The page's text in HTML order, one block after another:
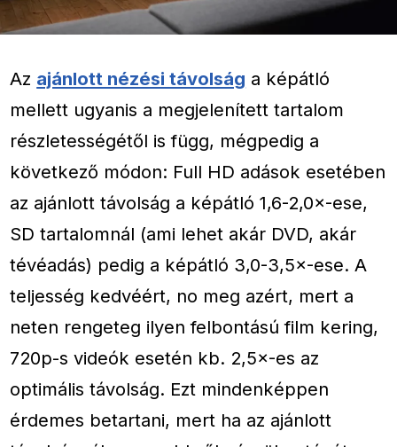
Az ajánlott nézési távolság a képátló
mellett ugyanis a megjelenített tartalom
részletességétől is függ, mégpedig a
következő módon: Full HD adások esetében
az ajánlott távolság a képátló 1,6-2,0×-ese,
SD tartalomnál (ami lehet akár DVD, akár
tévéadás) pedig a képátló 3,0-3,5×-ese. A
teljesség kedvéért, no meg azért, mert a
neten rengeteg ilyen felbontású film kering,
720p-s videók esetén kb. 2,5×-es az
optimális távolság. Ezt mindenképpen
érdemes betartani, mert ha az ajánlott